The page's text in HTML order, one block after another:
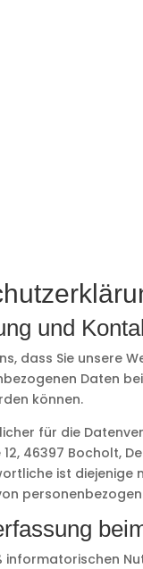
und
dass Sie unsere
Daten
können.
für die
46397 Bocholt,
ist diejenige
informatorischen